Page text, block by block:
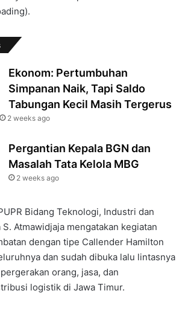
Ekonom: Pertumbuhan
Simpanan Naik, Tapi Saldo
Tabungan Kecil Masih Tergerus
2 weeks ago
Pergantian Kepala BGN dan
Masalah Tata Kelola MBG
2 weeks ago
Bidang Teknologi, Industri dan
Atmawidjaja mengatakan kegiatan
dengan tipe Callender Hamilton
dan sudah dibuka lalu lintasnya
orang, jasa, dan
logistik di Jawa Timur.